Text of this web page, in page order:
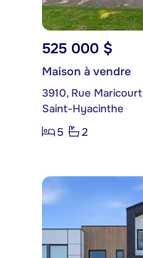
525 000 $
Maison à vendre
3910, Rue Maricourt
Saint-Hyacinthe
5
2